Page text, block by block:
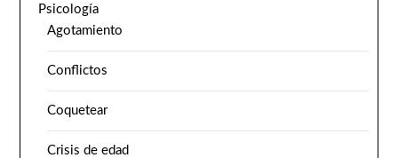
Psicología
Agotamiento
Conflictos
Coquetear
Crisis de edad